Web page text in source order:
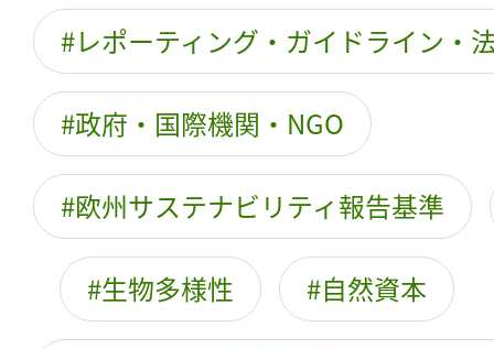
レポーティング・ガイドライン・
政府・国際機関・NGO
欧州サステナビリティ報告基準
生物多様性 自然資本